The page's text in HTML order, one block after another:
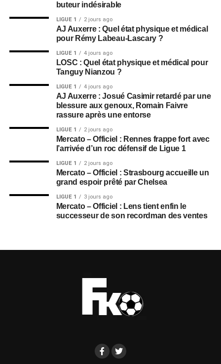
buteur indésirable
LIGUE 1 2 jours ago
AJ Auxerre : Quel état physique et médical
pour Rémy Labeau-Lascary ?
LIGUE 1 4 jours ago
LOSC : Quel état physique et médical pour
Tanguy Nianzou ?
LIGUE 1 4 jours ago
AJ Auxerre : Josué Casimir retardé par une
blessure aux genoux, Romain Faivre
rassure après une entorse
LIGUE 1 2 jours ago
Mercato – Officiel : Rennes frappe fort avec
l’arrivée d’un roc défensif de Ligue 1
LIGUE 1 2 jours ago
Mercato – Officiel : Strasbourg accueille un
grand espoir prêté par Chelsea
LIGUE 1 3 jours ago
Mercato – Officiel : Lens tient enfin le
successeur de son recordman des ventes